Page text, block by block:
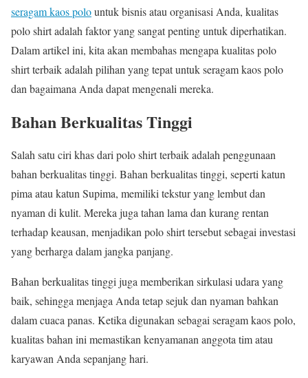
seragam kaos polountuk bisnis atau organisasi Anda, kualitas
polo shirt adalah faktor yang sangat penting untuk diperhatikan.
Dalam artikel ini, kita akan membahas mengapa kualitas polo
shirt terbaik adalah pilihan yang tepat untuk seragam kaos polo
dan bagaimana Anda dapat mengenali mereka.
Bahan Berkualitas Tinggi
Salah satu ciri khas dari polo shirt terbaik adalah penggunaan
bahan berkualitas tinggi. Bahan berkualitas tinggi, seperti katun
pima atau katun Supima, memiliki tekstur yang lembut dan
nyaman di kulit. Mereka juga tahan lama dan kurang rentan
terhadap keausan, menjadikan polo shirt tersebut sebagai investasi
yang berharga dalam jangka panjang.
Bahan berkualitas tinggi juga memberikan sirkulasi udara yang
baik, sehingga menjaga Anda tetap sejuk dan nyaman bahkan
dalam cuaca panas. Ketika digunakan sebagai seragam kaos polo,
kualitas bahan ini memastikan kenyamanan anggota tim atau
karyawan Anda sepanjang hari.